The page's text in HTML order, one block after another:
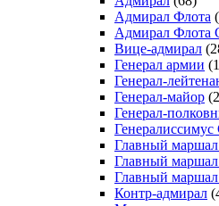
Адмирал Флота
Адмирал Флота
Вице-адмирал
Генерал армии
Генерал-
Генерал-майор
Генерал-
Главный
Главный маршал
Главный маршал
Контр-адмирал